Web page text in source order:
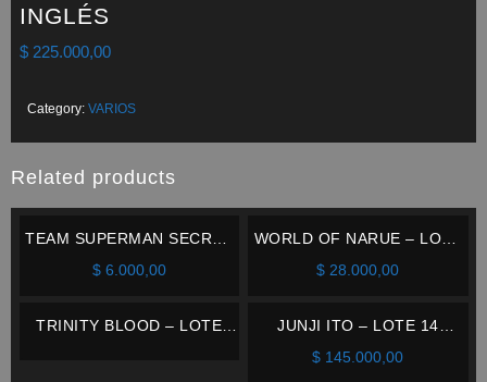
INGLÉS
$225.000,00
Category: VARIOS
Related products
TEAM SUPERMAN SECRET
FILES – DC – INGLÉS
$6.000,00
WORLD OF NARUE – LOTE
7 TOMOS (#1 A 7) – IVREA –
$ 28.000,00
TRINITY BLOOD – LOTE
JUNJI ITO – LOTE 14
TOMOS – IVREA – ESPAÑOL
$ 145.000,00